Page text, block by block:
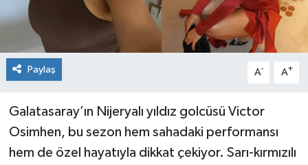
Paylaş A- A+
Galatasaray’ın Nijeryalı yıldız golcüsü Victor
Osimhen, bu sezon hem sahadaki performansı
hem de özel hayatıyla dikkat çekiyor. Sarı-kırmızılı
Yaşam